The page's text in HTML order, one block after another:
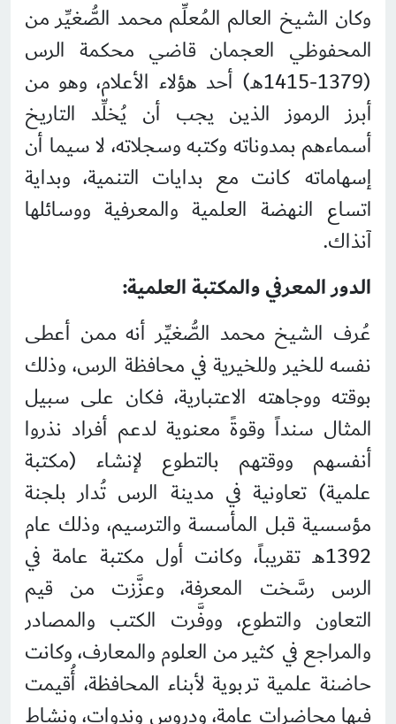
وكان الشيخ العالم المُعلِّم محمد الصُّغيِّر من
المحفوظي العجمان قاضي محكمة الرس
(1379-1415هـ) أحد هؤلاء الأعلام، وهو من
أبرز الرموز الذين يجب أن يُخلِّد التاريخ
أسماءهم بمدوناته وكتبه وسجلاته، لا سيما أن
إسهاماته كانت مع بدايات التنمية، وبداية
اتساع النهضة العلمية والمعرفية ووسائلها
آنذاك.
الدور المعرفي والمكتبة العلمية:
عُرف الشيخ محمد الصُّغيِّر أنه ممن أعطى
نفسه للخير وللخيرية في محافظة الرس، وذلك
بوقته ووجاهته الاعتبارية، فكان على سبيل
المثال سنداً وقوةً معنوية لدعم أفراد نذروا
أنفسهم ووقتهم بالتطوع لإنشاء (مكتبة
علمية) تعاونية في مدينة الرس تُدار بلجنة
مؤسسية قبل المأسسة والترسيم، وذلك عام
1392هـ تقريباً، وكانت أول مكتبة عامة في
الرس رسَّخت المعرفة، وعزَّزت من قيم
التعاون والتطوع، ووفَّرت الكتب والمصادر
والمراجع في كثير من العلوم والمعارف، وكانت
حاضنة علمية تربوية لأبناء المحافظة، أُقيمت
فيها محاضرات عامة، ودروس وندوات، ونشاط